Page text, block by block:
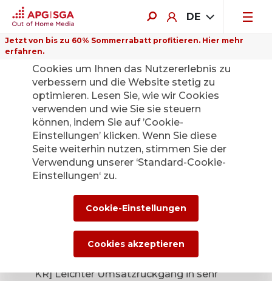
DE
Jetzt von bis zu 60% Sommerrabatt profitieren. Hier mehr
erfahren.
Zurück
Aktionärsbrief /
Halbjahresbericht
25. Juli 2025
[Ad hoc-Mitteilung gemäss Art. 53
KR] Leichter Umsatzrückgang in sehr
Auf dieser Website verwenden wir
Cookies um Ihnen das Nutzererlebnis zu
verbessern und die Website stetig zu
optimieren. Lesen Sie, wie wir Cookies
verwenden und wie Sie sie steuern
können, indem Sie auf ’Cookie-
Einstellungen’ klicken. Wenn Sie diese
Seite weiterhin nutzen, stimmen Sie der
Verwendung unserer ‘Standard-Cookie-
Einstellungen‘ zu.
Cookie-Einstellungen
Cookies akzeptieren